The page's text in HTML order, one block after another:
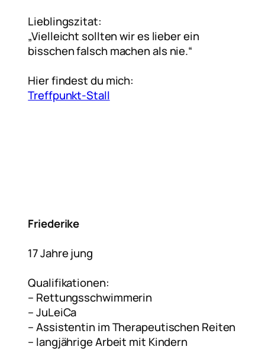
Lieblingszitat:
„Vielleicht sollten wir es lieber ein
bisschen falsch machen als nie.“
Hier findest du mich:
Treffpunkt-Stall
Friederike
17 Jahre jung
Qualifikationen:
– Rettungsschwimmerin
– JuLeiCa
– Assistentin im Therapeutischen Reiten
– langjährige Arbeit mit Kindern